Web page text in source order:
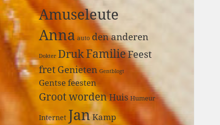
r
Amuseleute
Anna auto den anderen
Dokter DrukFamilieFeest
fretGenieten Gentblogt
Gentse feesten
Groot wordenHuis Humeur
Internet JanKamp